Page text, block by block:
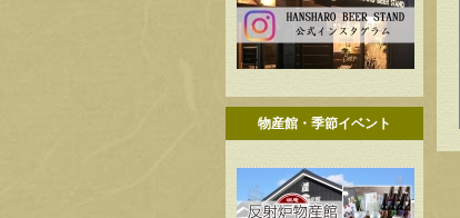
物産館・季節イベント